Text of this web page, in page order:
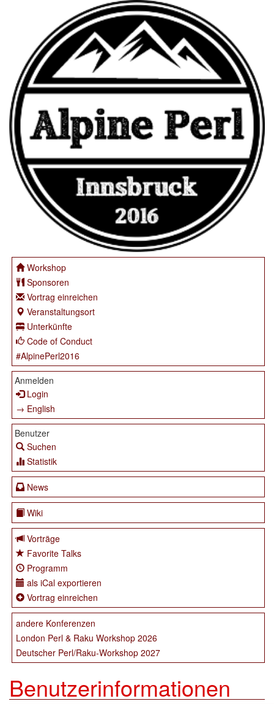
Workshop
Sponsoren
Vortrag einreichen
Veranstaltungsort
Unterkünfte
Code of Conduct
#AlpinePerl2016
Anmelden
Login
→ English
Benutzer
Suchen
Statistik
News
Wiki
Vorträge
Favorite Talks
Programm
als iCal exportieren
Vortrag einreichen
andere Konferenzen
London Perl & Raku Workshop 2026
Deutscher Perl/Raku-Workshop 2027
Benutzerinformationen